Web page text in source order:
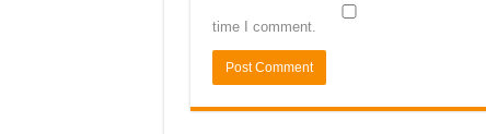
time I comment.